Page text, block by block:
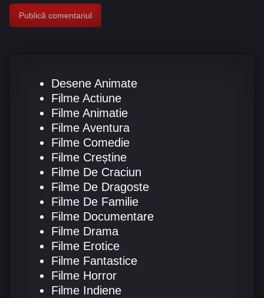
Desene Animate
Filme Actiune
Filme Animatie
Filme Aventura
Filme Comedie
Filme Creștine
Filme De Craciun
Filme De Dragoste
Filme De Familie
Filme Documentare
Filme Drama
Filme Erotice
Filme Fantastice
Filme Horror
Filme Indiene